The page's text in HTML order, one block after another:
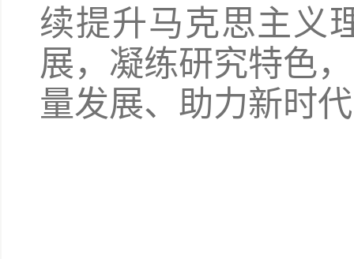
续提升马克思主义
展，凝练研究特色
量发展、助力新时